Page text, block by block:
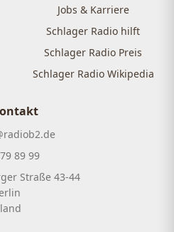
Jobs & Karriere
Schlager Radio hilft
Schlager Radio Preis
Schlager Radio Wikipedia
89 99
Straße 43-44